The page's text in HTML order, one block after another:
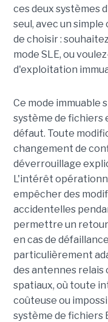
ces deux systèmes
seul, avec un
de choisir :
mode SLE, ou
d'exploitation
Ce mode immuable
système de fichiers
défaut. Toute
changement de
déverrouillage
L'intérêt
empêcher des
accidentelles
permettre un
en cas de
particulièrement
des antennes relais
spatiaux, où toute
coûteuse ou
système de fichiers